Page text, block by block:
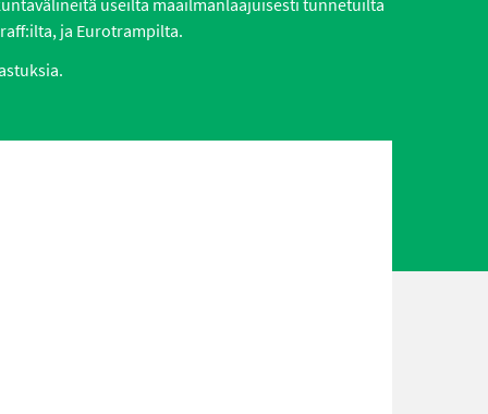
useilta maailmanlaajuisesti tunnetuilta
ja Eurotrampilta.